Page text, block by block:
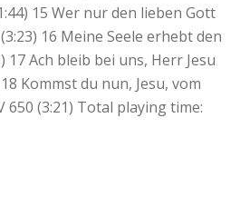
15 Wer nur den lieben Gott
16 Meine Seele erhebt den
17 Ach bleib bei uns, Herr Jesu
Kommst du nun, Jesu, vom
650 (3:21) Total playing time: